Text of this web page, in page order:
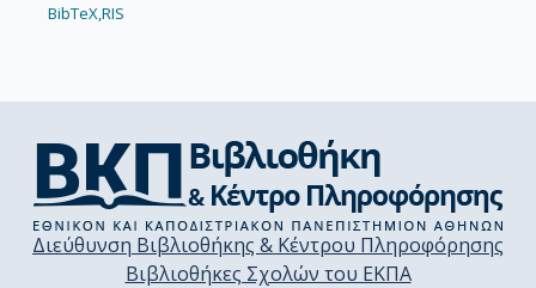
BibTeX,RIS
Διεύθυνση Βιβλιοθήκης & Κέντρου Πληροφόρησης
Βιβλιοθήκες Σχολών του ΕΚΠΑ